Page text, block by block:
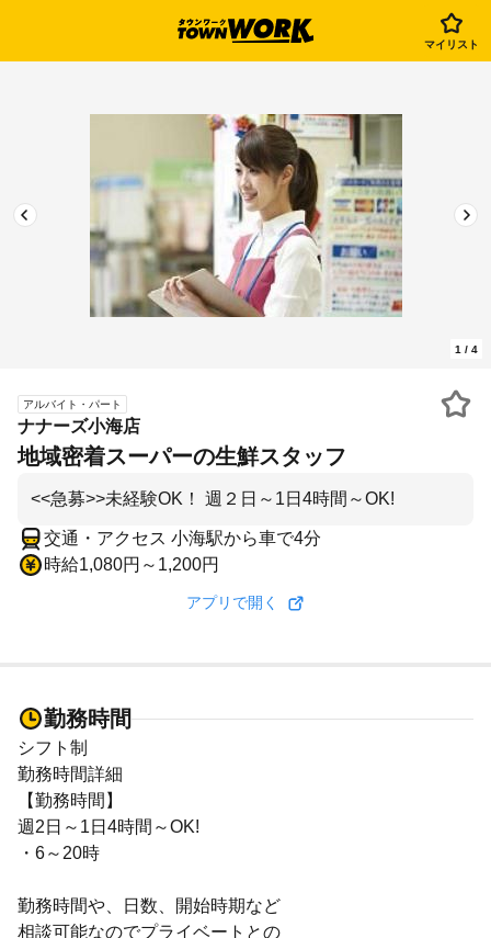
マイリスト
1 / 4
アルバイト・パート
ナナーズ小海店
地域密着スーパーの生鮮スタッフ
<<急募>>未経験OK！ 週２日～1日4時間～OK!
交通・アクセス 小海駅から車で4分
時給1,080円～1,200円
アプリで開く
勤務時間
シフト制
勤務時間詳細
【勤務時間】
週2日～1日4時間～OK!
・6～20時
勤務時間や、日数、開始時期など
相談可能なのでプライベートとの